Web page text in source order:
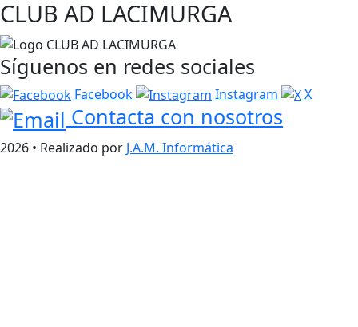
CLUB AD LACIMURGA
Síguenos en redes sociales
Facebook Instagram X
Contacta con nosotros
2026 • Realizado por J.A.M. Informática